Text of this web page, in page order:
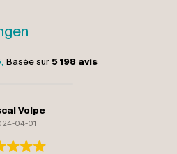
gelormini
04-01
Basée sur 5 198 avis